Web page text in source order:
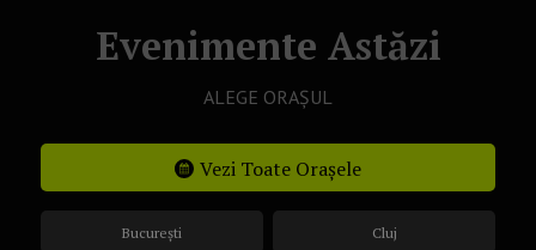
Evenimente Astăzi
ALEGE ORAȘUL
Vezi Toate Orașele
București Cluj